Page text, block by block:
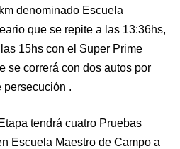
denominado Escuela
que se repite a las 13:36hs,
15hs con el Super Prime
se correrá con dos autos por
persecución .
tendrá cuatro Pruebas
Escuela Maestro de Campo a